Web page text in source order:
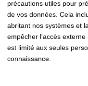
précautions utiles pour
de vos données. Cela
abritant nos systèmes et
empêcher l'accès
est limité aux seules
connaissance.